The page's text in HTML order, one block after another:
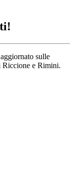
sulle
Riccione e Rimini.